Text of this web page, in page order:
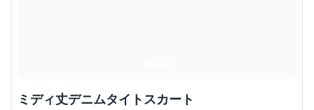
ミディ丈デニムタイトスカート